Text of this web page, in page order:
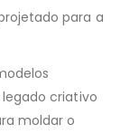
para a
criativo
moldar o